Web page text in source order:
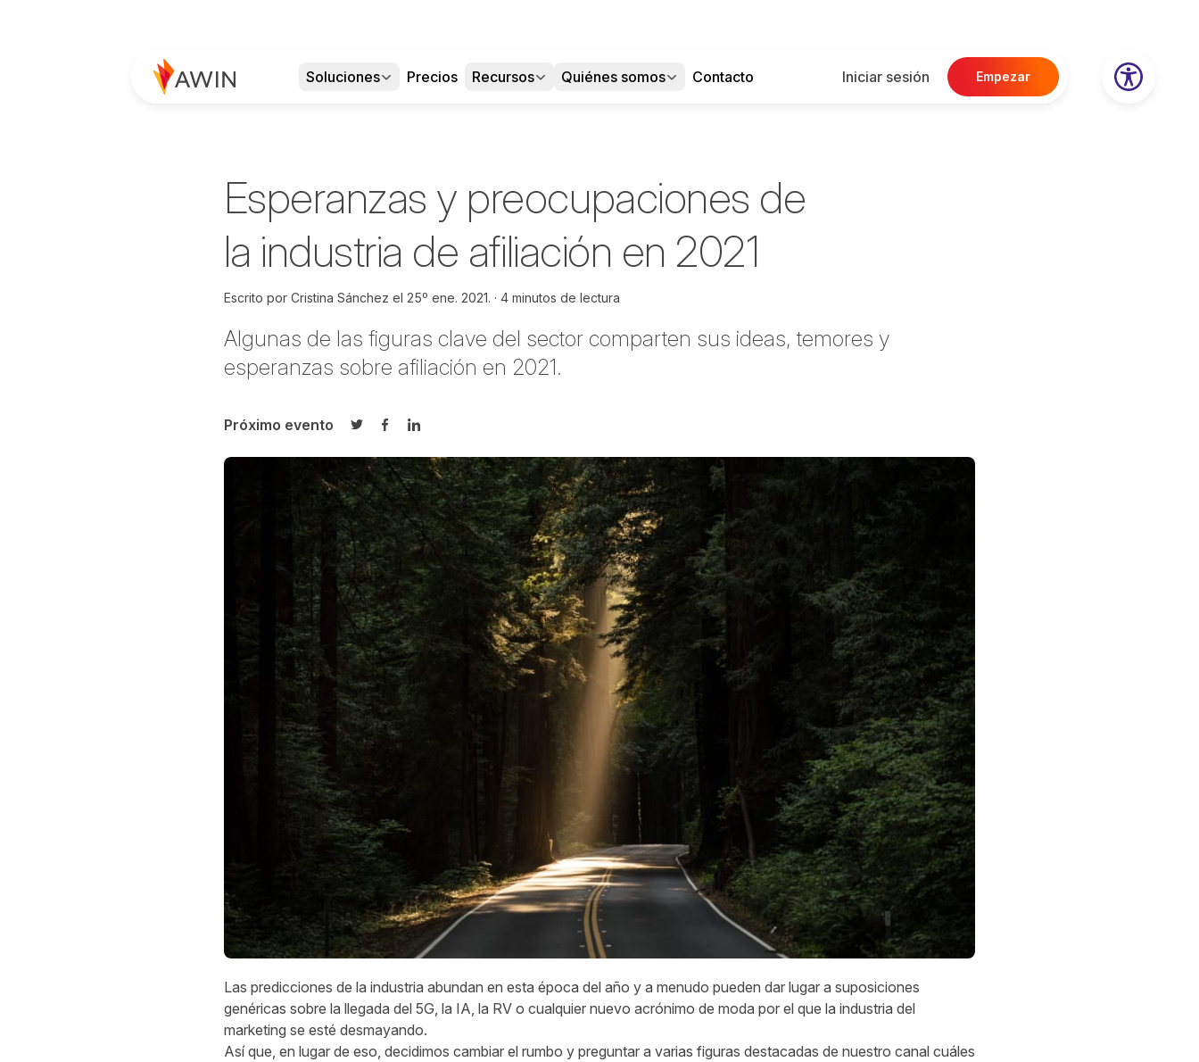
Soluciones Precios Recursos Quiénes somos Contacto Iniciar sesión Empezar
Esperanzas y preocupaciones de
la industria de afiliación en 2021
Escrito por Cristina Sánchez el 25º ene. 2021. 4 minutos de lectura
Algunas de las figuras clave del sector comparten sus ideas, temores y
esperanzas sobre afiliación en 2021.
Próximo evento
Compartir en Twitter
Compartir en Facebook
Compartir en LinkedIn
Las predicciones de la industria abundan en esta época del año y a menudo pueden dar lugar a suposiciones
genéricas sobre la llegada del 5G, la IA, la RV o cualquier nuevo acrónimo de moda por el que la industria del
marketing se esté desmayando.
Así que, en lugar de eso, decidimos cambiar el rumbo y preguntar a varias figuras destacadas de nuestro canal cuáles